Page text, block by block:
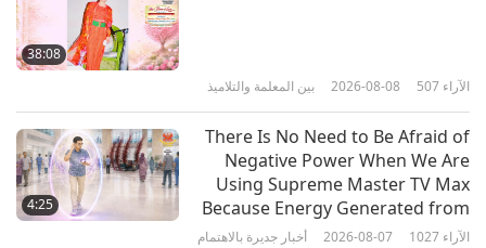
خليج كفارنر: صورة الجوهرة الكرواتية
المثالية
38:08
بين المعلمة والتلاميذ 2026-08-08 507 الآراء
4:25
There Is No Need to Be Afraid of
Negative Power When We Are
Using Supreme Master TV Max
Because Energy Generated from
It Is Far More Powerful than Any
أخبار جديرة بالاهتمام 2026-08-07 1027 الآراء